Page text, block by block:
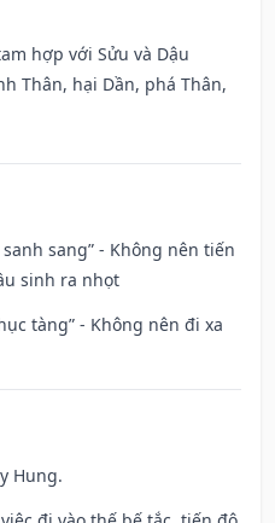
hợp với Sửu và Dậu
Thân, hại Dần, phá Thân,
sang” - Không nên tiến
sinh ra nhọt
tàng” - Không nên đi xa
Hung.